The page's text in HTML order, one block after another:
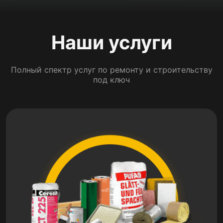
Наши услуги
Полный спектр услуг по ремонту и строительству
под ключ